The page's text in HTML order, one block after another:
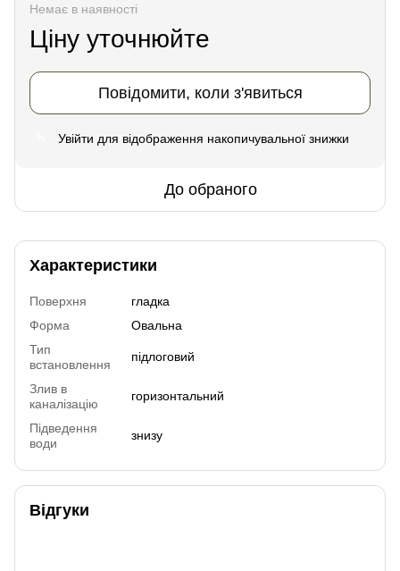
Немає в наявності
Ціну уточнюйте
Повідомити, коли з'явиться
Увійти для відображення накопичувальної знижки
До обраного
Характеристики
Поверхня
гладка
Форма
Овальна
Тип
встановлення
підлоговий
Злив в
каналізацію
горизонтальний
Підведення
води
знизу
Відгуки